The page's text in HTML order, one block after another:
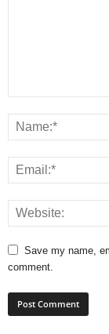
Save my name,
comment.